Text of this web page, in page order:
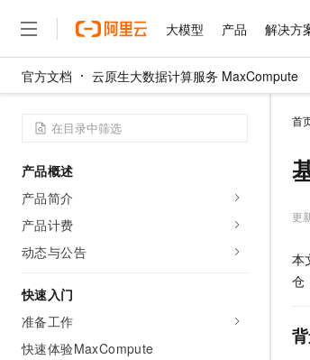
大模型 产品 解决方
官方文档 云原生大数据计算服务 MaxCompute
产品概述
产品简介
产品计费
动态与公告
快速入门
准备工作
快速体验MaxCompute
首
更
本
仓
大模型
千
产品
精选产品
容器
存储
精选
大模
多元
无影
随时
解决方案
精选解决方案
大数据
现代化应用
精选
上传
自主
权益 普惠
云服
推荐
云工
高校
免
定价 产品
了解
云
管理
云市场 精选
多端
观测云
蓝凌
伙伴 成为
咨询
销
无影
AI 大
服务 售前
售后
自助
在线
工单
短信
了解阿里云 为什
技术
分析